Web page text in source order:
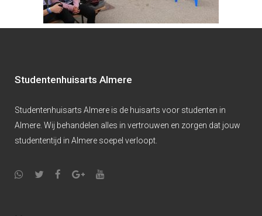
Studentenhuisarts Almere
Studentenhuisarts Almere is de huisarts voor studenten in
Almere. Wij behandelen alles in vertrouwen en zorgen dat jouw
studententijd in Almere soepel verloopt.